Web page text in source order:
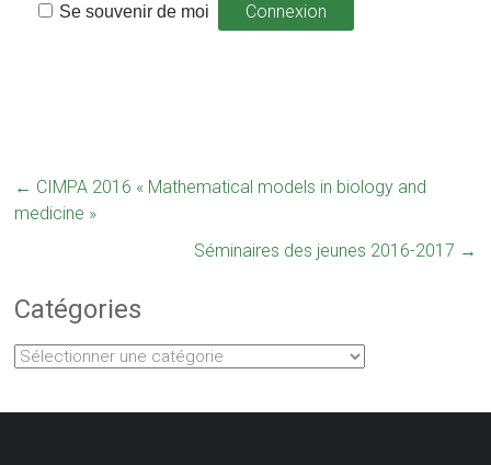
Se souvenir de moi
← CIMPA 2016 « Mathematical models in biology and
medicine »
Séminaires des jeunes 2016-2017 →
Catégories
Catégories